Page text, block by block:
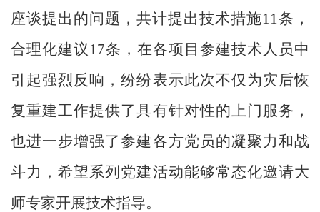
座谈提出的问题，共计提出技术措施11条，
合理化建议17条， 在各项目参建技术人员中
引起强烈反响，纷纷表示此次不仅为灾后恢
复重建工作提供了具有针对性的上门 服务，
也进一步增强了参建各方党员的凝聚力和战
斗力，希望系列党建活动能够常态化邀请大
师专家开展技术指导。